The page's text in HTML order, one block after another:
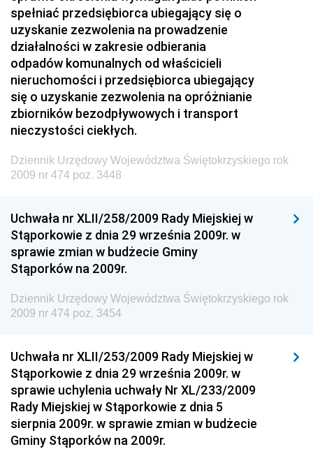
Dziennik Urzędowy Prezesa Urzędu Transportu
Kolejowego
Dziennik Urzędowy Ministra Przedsiębiorczości i
Technologii
Dziennik Urzędowy Ministra Inwestycji i Rozwoju
Dziennik Urzędowy Naczelnego Dyrektora Archiwów
Państwowych
Dziennik Urzędowy Ministra Finansów, Inwestycji i
Rozwoju
Dziennik Urzędowy Ministra Sportu
Dziennik Urzędowy Ministra Funduszy i Polityki
Regionalnej
Dziennik Urzędowy Ministra Aktywów Państwowych
Dziennik Urzędowy Ministra Zdrowia
Inspektora Ochrony Środowiska
Dziennik Urzędowy Ministra Klimatu i Środowiska
Dziennik Urzędowy Ministerstwa Kultury, Dziedzictwa
Narodowego i Sportu
Dziennik Urzędowy Ministra Finansów, Funduszy i
spełniać przedsiębiorca ubiegający się o
uzyskanie zezwolenia na prowadzenie
działalności w zakresie odbierania
odpadów komunalnych od właścicieli
nieruchomości i przedsiębiorca ubiegający
się o uzyskanie zezwolenia na opróżnianie
zbiorników bezodpływowych i transport
nieczystości ciekłych.
Dziennik Urzędowy Województwa Świętokrzyskiego rok
2009 nr 474 poz. 3448
Uchwała nr XLII/258/2009 Rady Miejskiej w
Stąporkowie z dnia 29 września 2009r. w
sprawie zmian w budżecie Gminy
Stąporków na 2009r.
Dziennik Urzędowy Województwa Świętokrzyskiego rok
2009 nr 474 poz. 3454
Uchwała nr XLII/253/2009 Rady Miejskiej w
Stąporkowie z dnia 29 września 2009r. w
sprawie uchylenia uchwały Nr XL/233/2009
Rady Miejskiej w Stąporkowie z dnia 5
sierpnia 2009r. w sprawie zmian w budżecie
Gminy Stąporków na 2009r.